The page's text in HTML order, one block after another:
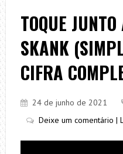
TOQUE
SKANK
CIFRA
24 de junho de 2021
Deixe um comentário |